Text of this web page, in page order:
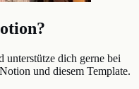
dich gerne bei
und diesem Template.